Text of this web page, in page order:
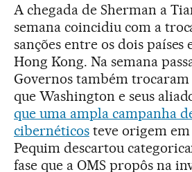
A chegada de Sherman a
semana coincidiu com a
sanções entre os dois países
Hong Kong. Na semana
Governos também
que Washington e seus
que uma ampla campanha
cibernéticosteve origem em
Pequim descartou
fase que a OMS propôs na